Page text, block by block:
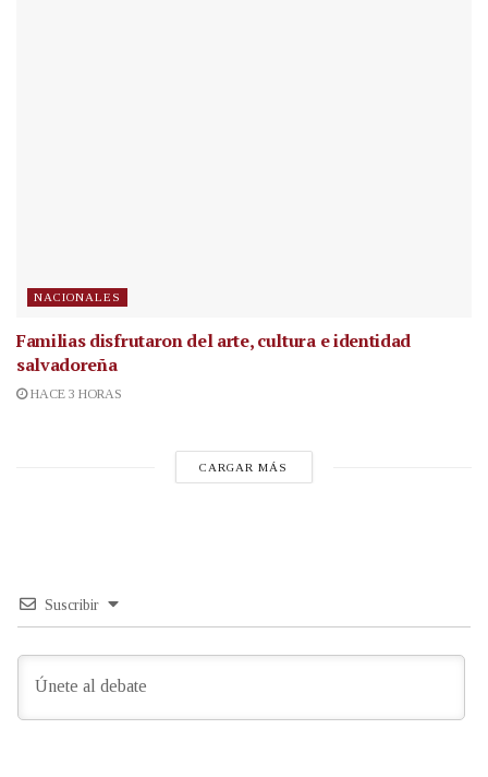
NACIONALES
Familias disfrutaron del arte, cultura e identidad
salvadoreña
HACE 3 HORAS
CARGAR MÁS
Suscribir